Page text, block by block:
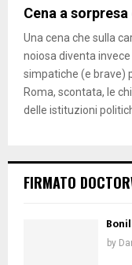
Cena a
Una cena che sulla
noiosa diventa
simpatiche (e brave)
Roma, scontata, le
delle istituzioni
FIRMATO
by